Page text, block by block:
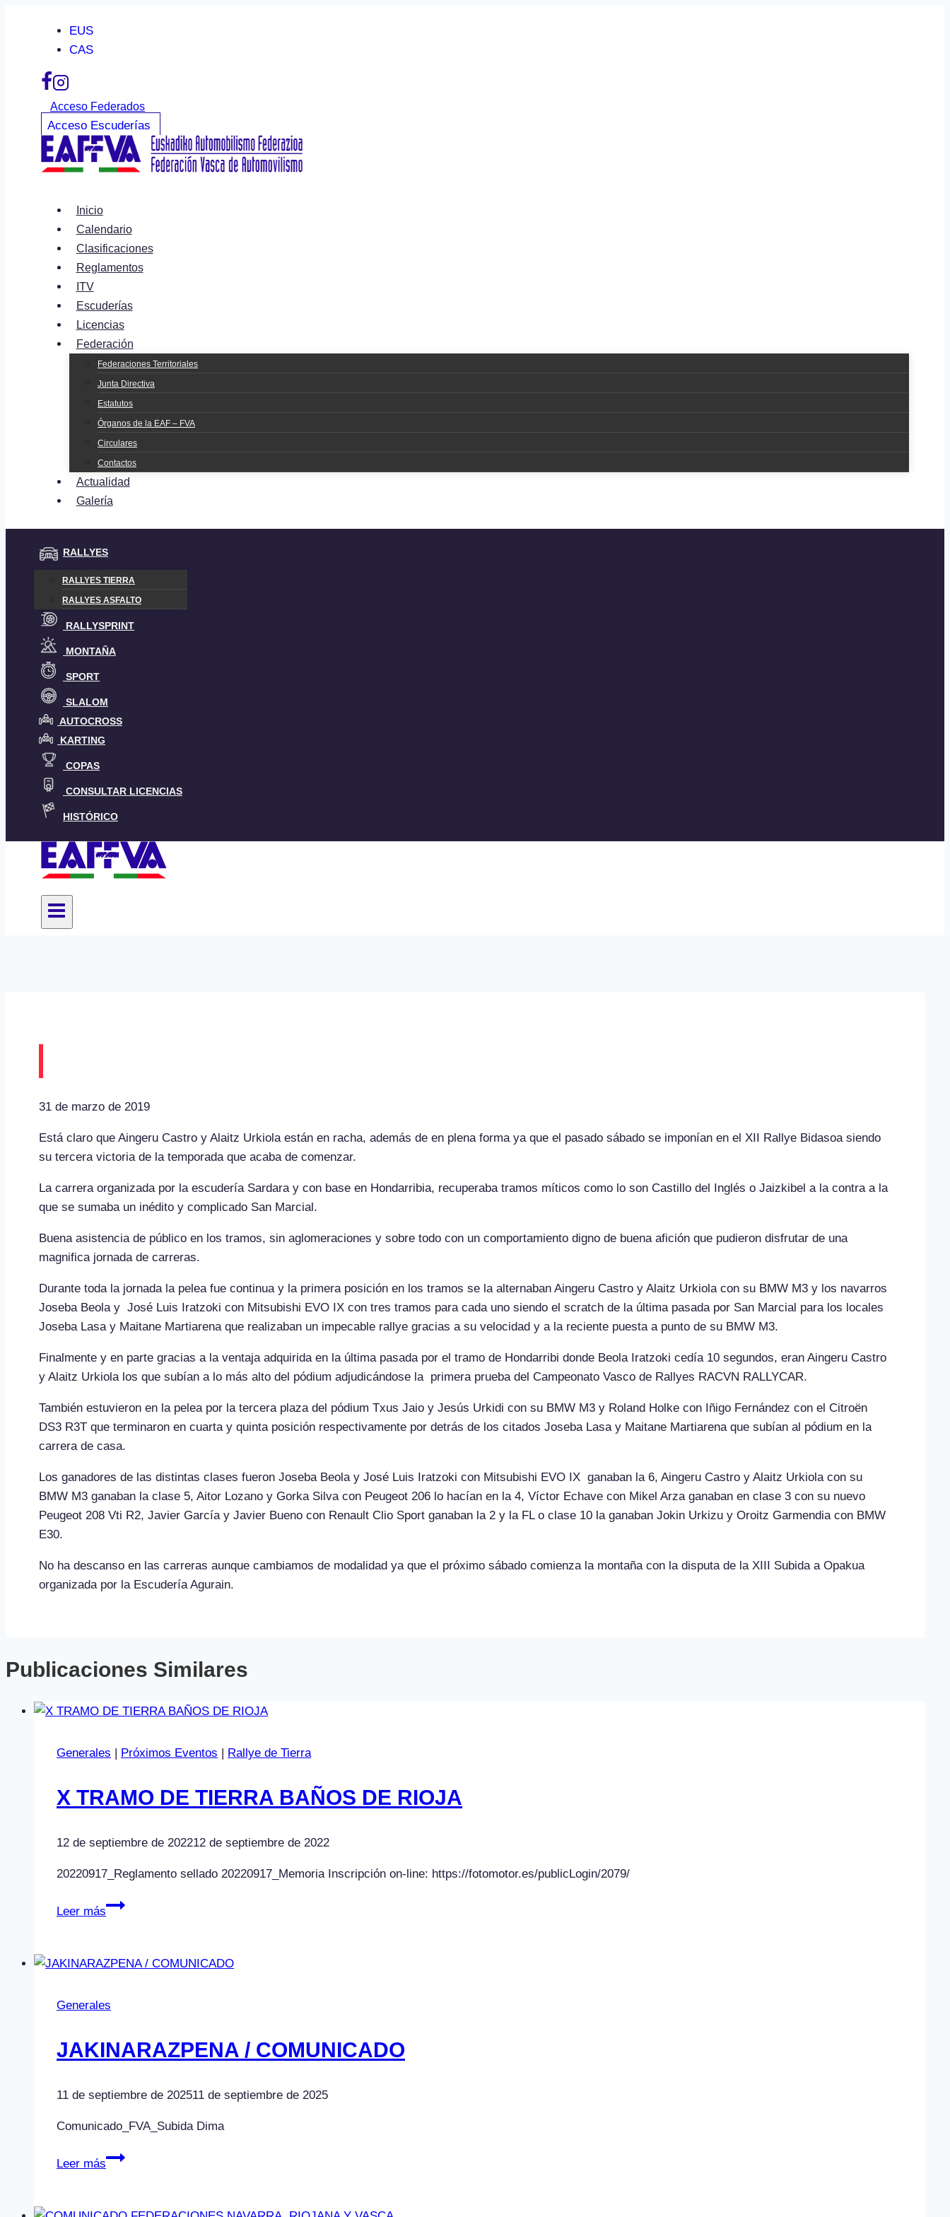
EUS
CAS
Acceso Federados
Acceso Escuderías
Inicio
Calendario
Clasificaciones
Reglamentos
ITV
Escuderías
Licencias
Federación
Federaciones Territoriales
Junta Directiva
Estatutos
Órganos de la EAF – FVA
Circulares
Contactos
Actualidad
Galería
RALLYES
RALLYES TIERRA
RALLYES ASFALTO
RALLYSPRINT
MONTAÑA
SPORT
SLALOM
AUTOCROSS
KARTING
COPAS
CONSULTAR LICENCIAS
HISTÓRICO
31 de marzo de 2019
Está claro que Aingeru Castro y Alaitz Urkiola están en racha, además de en plena forma ya que el pasado sábado se imponían en el XII Rallye Bidasoa siendo
su tercera victoria de la temporada que acaba de comenzar.
La carrera organizada por la escudería Sardara y con base en Hondarribia, recuperaba tramos míticos como lo son Castillo del Inglés o Jaizkibel a la contra a la
que se sumaba un inédito y complicado San Marcial.
Buena asistencia de público en los tramos, sin aglomeraciones y sobre todo con un comportamiento digno de buena afición que pudieron disfrutar de una
magnifica jornada de carreras.
Durante toda la jornada la pelea fue continua y la primera posición en los tramos se la alternaban Aingeru Castro y Alaitz Urkiola con su BMW M3 y los navarros
Joseba Beola y José Luis Iratzoki con Mitsubishi EVO IX con tres tramos para cada uno siendo el scratch de la última pasada por San Marcial para los locales
Joseba Lasa y Maitane Martiarena que realizaban un impecable rallye gracias a su velocidad y a la reciente puesta a punto de su BMW M3.
Finalmente y en parte gracias a la ventaja adquirida en la última pasada por el tramo de Hondarribi donde Beola Iratzoki cedía 10 segundos, eran Aingeru Castro
y Alaitz Urkiola los que subían a lo más alto del pódium adjudicándose la primera prueba del Campeonato Vasco de Rallyes RACVN RALLYCAR.
También estuvieron en la pelea por la tercera plaza del pódium Txus Jaio y Jesús Urkidi con su BMW M3 y Roland Holke con Iñigo Fernández con el Citroën
DS3 R3T que terminaron en cuarta y quinta posición respectivamente por detrás de los citados Joseba Lasa y Maitane Martiarena que subían al pódium en la
carrera de casa.
Los ganadores de las distintas clases fueron Joseba Beola y José Luis Iratzoki con Mitsubishi EVO IX ganaban la 6, Aingeru Castro y Alaitz Urkiola con su
BMW M3 ganaban la clase 5, Aitor Lozano y Gorka Silva con Peugeot 206 lo hacían en la 4, Víctor Echave con Mikel Arza ganaban en clase 3 con su nuevo
Peugeot 208 Vti R2, Javier García y Javier Bueno con Renault Clio Sport ganaban la 2 y la FL o clase 10 la ganaban Jokin Urkizu y Oroitz Garmendia con BMW
E30.
No ha descanso en las carreras aunque cambiamos de modalidad ya que el próximo sábado comienza la montaña con la disputa de la XIII Subida a Opakua
organizada por la Escudería Agurain.
Publicaciones Similares
Generales | Próximos Eventos | Rallye de Tierra
X TRAMO DE TIERRA BAÑOS DE RIOJA
12 de septiembre de 202212 de septiembre de 2022
20220917_Reglamento sellado 20220917_Memoria Inscripción on-line: https://fotomotor.es/publicLogin/2079/
Leer más
X
TIERRA
Generales
JAKINARAZPENA / COMUNICADO
11 de septiembre de 202511 de septiembre de 2025
Comunicado_FVA_Subida Dima
Leer más
JAKINARAZPENA